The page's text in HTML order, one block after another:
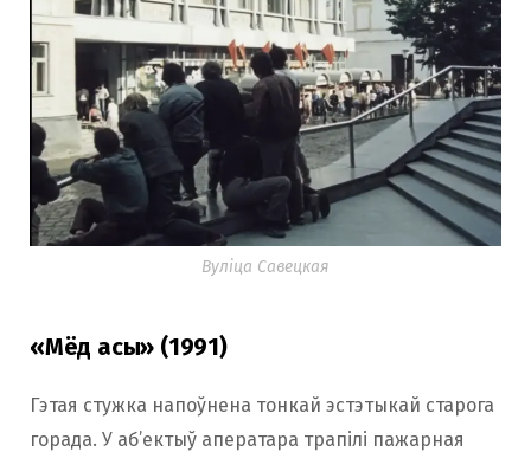
Вуліца Савецкая
«Мёд асы» (1991)
Гэтая стужка напоўнена тонкай эстэтыкай старога
горада. У аб’ектыў аператара трапілі пажарная